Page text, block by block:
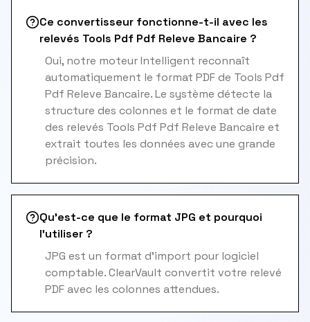
Ce convertisseur fonctionne-t-il avec les
relevés Tools Pdf Pdf Releve Bancaire ?
Oui, notre moteur Intelligent reconnaît
automatiquement le format PDF de Tools Pdf
Pdf Releve Bancaire. Le système détecte la
structure des colonnes et le format de date
des relevés Tools Pdf Pdf Releve Bancaire et
extrait toutes les données avec une grande
précision.
Qu'est-ce que le format JPG et pourquoi
l'utiliser ?
JPG est un format d'import pour logiciel
comptable. ClearVault convertit votre relevé
PDF avec les colonnes attendues.